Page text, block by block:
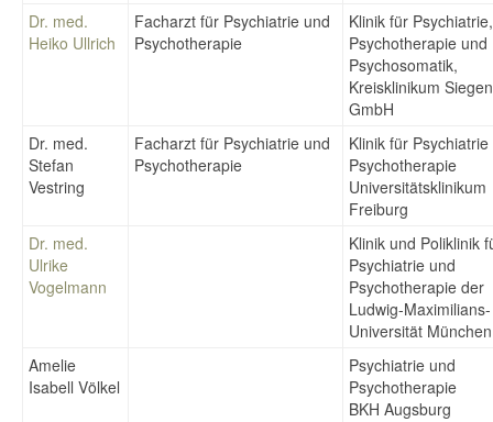
Dr. med.
Heiko Ullrich
Facharzt für Psychiatrie und
Psychotherapie
Klinik für Psychiatrie,
Psychotherapie und
Psychosomatik,
Kreisklinikum Siegen
GmbH
Dr. med.
Stefan
Vestring
Facharzt für Psychiatrie und
Psychotherapie
Klinik für
Psychotherapie
Universitätsklinikum
Freiburg
Dr. med.
Ulrike
Vogelmann
Klinik und Poliklinik
Psychiatrie und
Psychotherapie der
Ludwig-Maximilians-
Universität München
Amelie
Isabell Völkel
Psychiatrie und
Psychotherapie
BKH Augsburg